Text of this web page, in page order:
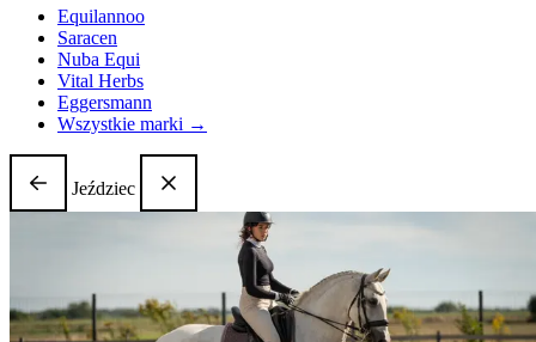
Equilannoo
Saracen
Nuba Equi
Vital Herbs
Eggersmann
Wszystkie marki →
Jeździec